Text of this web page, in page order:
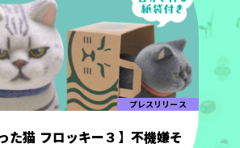
プレスリリース
た猫 フロッキー３】不機嫌そ